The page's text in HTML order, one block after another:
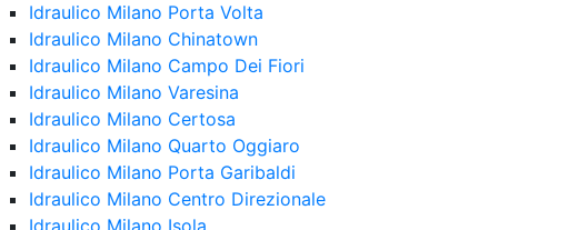
Idraulico Milano Porta Volta
Idraulico Milano Chinatown
Idraulico Milano Campo Dei Fiori
Idraulico Milano Varesina
Idraulico Milano Certosa
Idraulico Milano Quarto Oggiaro
Idraulico Milano Porta Garibaldi
Idraulico Milano Centro Direzionale
Idraulico Milano Isola